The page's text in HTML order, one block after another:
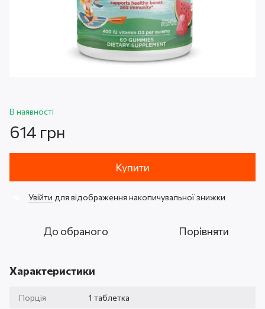
В наявності
614 грн
Купити
Увійти для відображення накопичувальної знижки
До обраного Порівняти
Характеристики
Порція 1 таблетка